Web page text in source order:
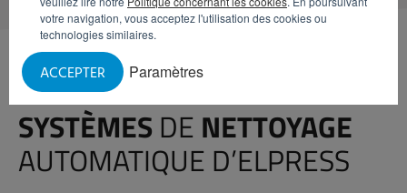
votre navigation, vous acceptez l'utilisation des cookies ou
technologies similaires.
Paramètres
ACCEPTER
SYSTÈMES DE NETTOYAGE
AUTOMATIQUE D’ELPRESS